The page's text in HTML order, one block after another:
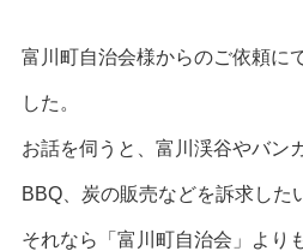
富川町自治会様からのご依頼に
した。
お話を伺うと、富川渓谷やバン
BBQ、炭の販売などを訴求した
それなら「富川町自治会」より